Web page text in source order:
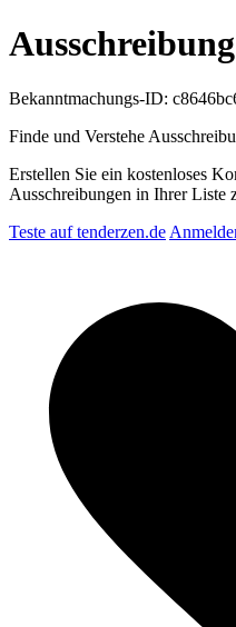
Ausschreibung
Bekanntmachungs-ID:
Finde und Verstehe
Erstellen Sie ein kostenloses
Ausschreibungen in Ihrer Liste
Teste auf tenderzen.de